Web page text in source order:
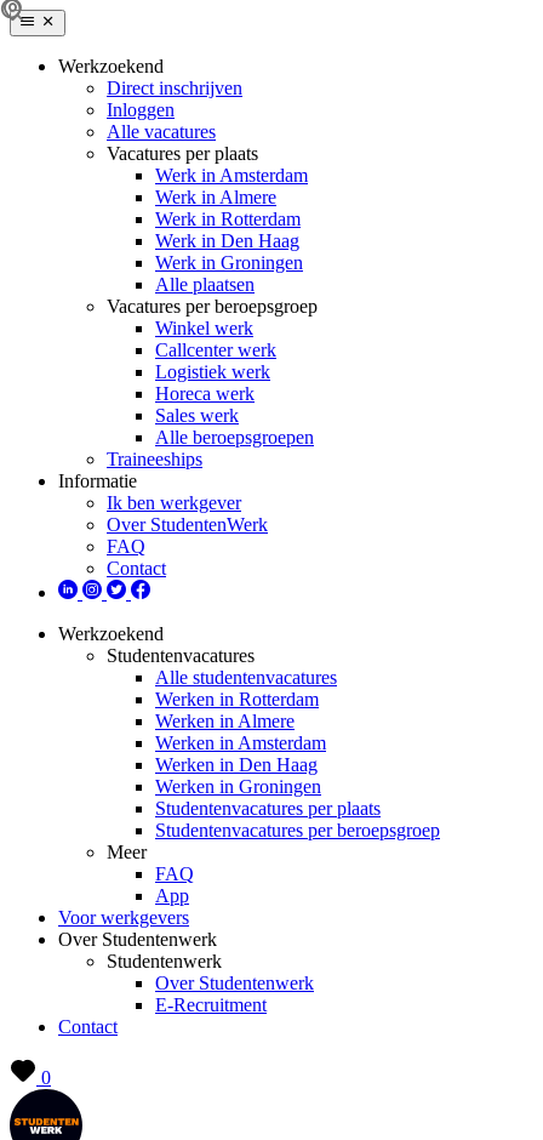
Werkzoekend
Direct inschrijven
Inloggen
Alle vacatures
Vacatures per plaats
Werk in Amsterdam
Werk in Almere
Werk in Rotterdam
Werk in Den Haag
Werk in Groningen
Alle plaatsen
Vacatures per beroepsgroep
Winkel werk
Callcenter werk
Logistiek werk
Horeca werk
Sales werk
Alle beroepsgroepen
Traineeships
Informatie
Ik ben werkgever
Over StudentenWerk
FAQ
Contact
Werkzoekend
Studentenvacatures
Alle studentenvacatures
Werken in Rotterdam
Werken in Almere
Werken in Amsterdam
Werken in Den Haag
Werken in Groningen
Studentenvacatures per plaats
Studentenvacatures per beroepsgroep
Meer
FAQ
App
Voor werkgevers
Over Studentenwerk
Studentenwerk
Over Studentenwerk
E-Recruitment
Contact
0